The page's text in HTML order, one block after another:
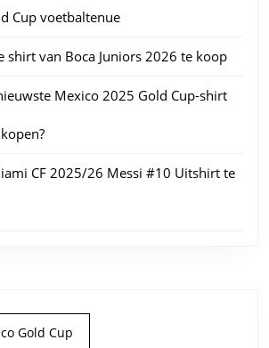
Cup voetbaltenue
shirt van Boca Juniors 2026 te koop
Mexico 2025 Gold Cup-shirt
CF 2025/26 Messi #10 Uitshirt te
Gold Cup